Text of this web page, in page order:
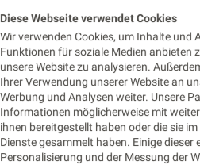
Diese Webseite verwendet Cookies
Wir verwenden Cookies, um Inhalte und
Funktionen für soziale Medien anbieten
unsere Website zu analysieren.
Ihrer Verwendung unserer Website an
Werbung und Analysen weiter. Unsere
Informationen möglicherweise mit
ihnen bereitgestellt haben oder die sie
Dienste gesammelt haben. Einige dieser
Personalisierung und der Messung der
Gemeinschaft.
ACM